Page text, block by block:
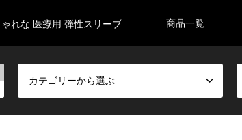
れな 医療用 弾性スリーブ 商品一覧
カテゴリーから選ぶ